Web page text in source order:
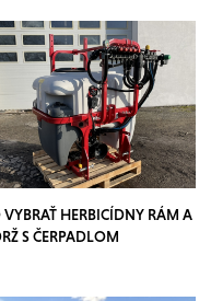
VYBRAŤ HERBICÍDNY RÁM A
S ČERPADLOM